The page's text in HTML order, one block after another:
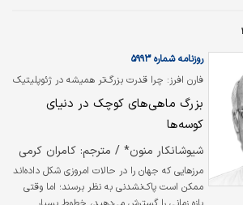
فارن افرز: چرا قدرت بزرگ‌تر همیشه در ژئوپلیتیک
بهتر عمل نمی‌کند؟
روزنامه شماره ۵۹۹۳
بزرگ ماهی‌های کوچک در دنیای
کوسه‌ها
شیوشانکار منون* / مترجم: کامران کرمی
مرزهایی که جهان را در حالات امروزی شکل داده‌اند
ممکن است پاک‌نشدنی به نظر برسند؛ اما وقتی